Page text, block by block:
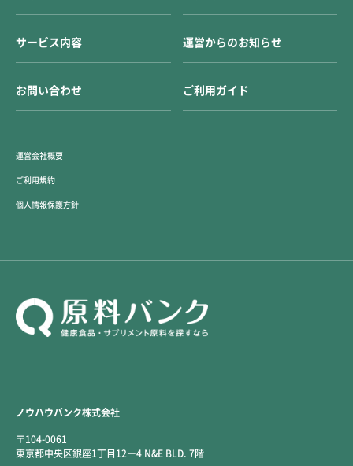
ノウハウバンク株式会社
〒104-0061
東京都中央区銀座1丁目12ー4 N&E BLD. 7階
サービス内容 運営からのお知らせ
お問い合わせ ご利用ガイド
運営会社概要
ご利用規約
個人情報保護方針